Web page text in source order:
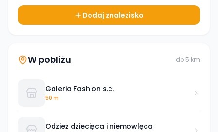
Dodaj znalezisko
W pobliżu do 5 km
Galeria Fashion s.c.
50 m
Odzież dziecięca i niemowlęca